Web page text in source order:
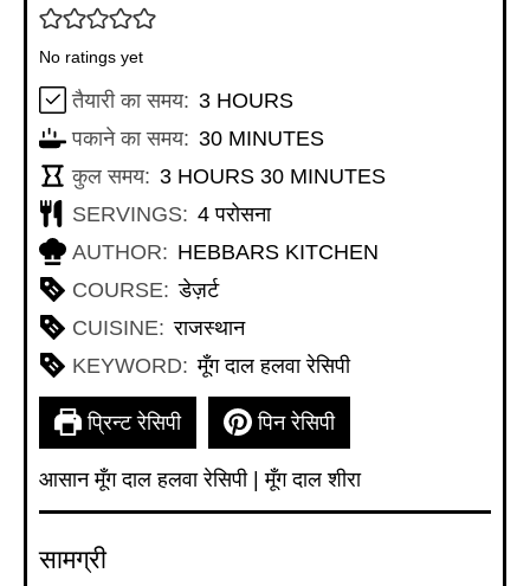
No ratings yet
तैयारी का समय: 3HOURS
HOURS
पकाने का समय: 30MINUTES
MINUTES
कुल समय: 3HOURS
HOURS 30MINUTES
MINUTES
SERVINGS: 4 परोसना
AUTHOR: HEBBARS KITCHEN
COURSE: डेज़र्ट
CUISINE: राजस्थान
KEYWORD: मूँग दाल हलवा रेसिपी
प्रिन्ट रेसिपी पिन रेसिपी
आसान मूँग दाल हलवा रेसिपी | मूँग दाल शीरा
सामग्री